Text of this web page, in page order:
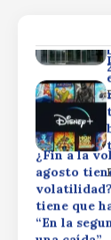
¿Fin a la
agosto
volatilidad?
tiene que
“En la